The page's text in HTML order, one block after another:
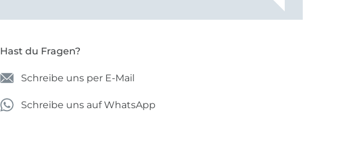
Hast du Fragen?
Schreibe uns per E-Mail
Schreibe uns auf WhatsApp